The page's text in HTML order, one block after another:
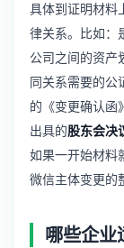
具体到证明材料
律关系。比如：
公司之间的资产
同关系需要的公
的《变更确认函
出具的股东会决
如果一开始材料
微信主体变更的
哪些企业